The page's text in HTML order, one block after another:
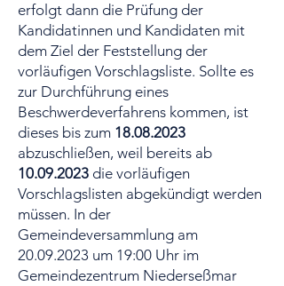
erfolgt dann die Prüfung der
Kandidatinnen und Kandidaten mit
dem Ziel der Feststellung der
vorläufigen Vorschlagsliste. Sollte es
zur Durchführung eines
Beschwerdeverfahrens kommen, ist
dieses bis zum 18.08.2023
abzuschließen, weil bereits ab
10.09.2023 die vorläufigen
Vorschlagslisten abgekündigt werden
müssen. In der
Gemeindeversammlung am
20.09.2023 um 19:00 Uhr im
Gemeindezentrum Niederseßmar